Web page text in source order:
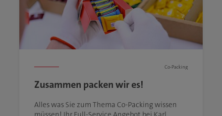
Co-Packing
Zusammen packen wir es!
Alles was Sie zum Thema Co-Packing wissen